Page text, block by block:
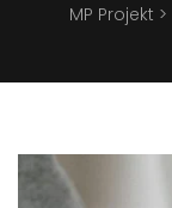
MP Projekt >